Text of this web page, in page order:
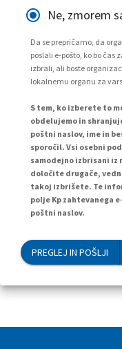
Ne, zmorem
Da se prepričamo, da
poslali e-pošto, ko bo čas
izbrali, ali boste
lokalnemu organu za
S tem, ko izberete to
obdelujemo in
poštni naslov, ime in
sporočil. Vsi osebni
samodejno izbrisani iz
določite drugače,
takoj izbrišete. Te
polje Kp zahtevanega
poštni naslov.
PREGLEJ IN POŠLJI